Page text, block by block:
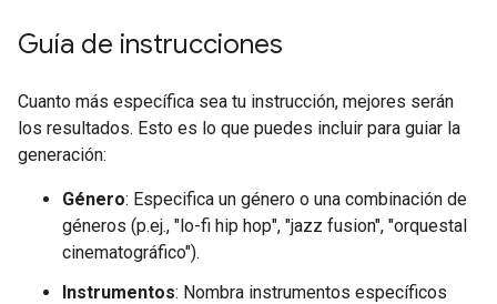
Guía de instrucciones
Cuanto más específica sea tu instrucción, mejores serán
los resultados. Esto es lo que puedes incluir para guiar la
generación:
Género: Especifica un género o una combinación de
géneros (p.ej., "lo-fi hip hop", "jazz fusion", "orquestal
cinematográfico").
Instrumentos: Nombra instrumentos específicos